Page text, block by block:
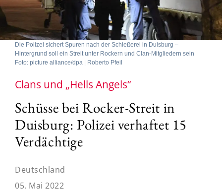
Die Polizei sichert Spuren nach der Schießerei in Duisburg –
Hintergrund soll ein Streit unter Rockern und Clan-Mitgliedern sein
Foto: picture alliance/dpa | Roberto Pfeil
Clans und „Hells Angels“
Schüsse bei Rocker-Streit in
Duisburg: Polizei verhaftet 15
Verdächtige
Deutschland
05. Mai 2022